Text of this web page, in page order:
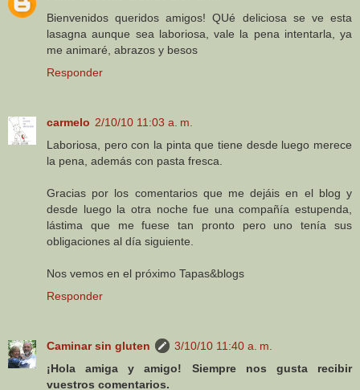
Bienvenidos queridos amigos! QUé deliciosa se ve esta
lasagna aunque sea laboriosa, vale la pena intentarla, ya
me animaré, abrazos y besos
Responder
carmelo 2/10/10 11:03 a. m.
Laboriosa, pero con la pinta que tiene desde luego merece
la pena, además con pasta fresca.
Gracias por los comentarios que me dejáis en el blog y
desde luego la otra noche fue una compañía estupenda,
lástima que me fuese tan pronto pero uno tenía sus
obligaciones al día siguiente.
Nos vemos en el próximo Tapas&blogs
Responder
Caminar sin gluten
3/10/10 11:40 a. m.
¡Hola amiga y amigo! Siempre nos gusta recibir
vuestros comentarios.